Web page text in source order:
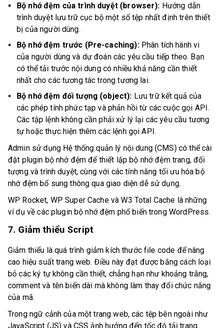
Bộ nhớ đệm của trình duyệt (browser): Hướng dẫn
trình duyệt lưu trữ cục bộ một số tệp nhất định trên thiết
bị của người dùng.
Bộ nhớ đệm trước (Pre-caching): Phân tích hành vi
của người dùng và dự đoán các yêu cầu tiếp theo. Bạn
có thể tải trước nội dung có nhiều khả năng cần thiết
nhất cho các tương tác trong tương lai.
Bộ nhớ đệm đối tượng (object): Lưu trữ kết quả của
các phép tính phức tạp và phản hồi từ các cuộc gọi API.
Các tập lệnh không cần phải xử lý lại các yêu cầu tương
tự hoặc thực hiện thêm các lệnh gọi API.
Admin sử dụng Hệ thống quản lý nội dung (CMS) có thể cài
đặt plugin bộ nhớ đệm để thiết lập bộ nhớ đệm trang, đối
tượng và trình duyệt, cùng với các tính năng tối ưu hóa bộ
nhớ đệm bổ sung thông qua giao diện dễ sử dụng.
WP Rocket, WP Super Cache và W3 Total Cache là những
ví dụ về các plugin bộ nhớ đệm phổ biến trong WordPress.
7. Giảm thiểu Script
Giảm thiểu là quá trình giảm kích thước file code để nâng
cao hiệu suất trang web. Điều này đạt được bằng cách loại
bỏ các ký tự không cần thiết, chẳng hạn như khoảng trắng,
comment và tên biến dài mà không làm thay đổi chức năng
của mã.
Trong ngữ cảnh của một trang web, các tệp bên ngoài như
JavaScript (JS) và CSS ảnh hưởng đến tốc độ tải trang.